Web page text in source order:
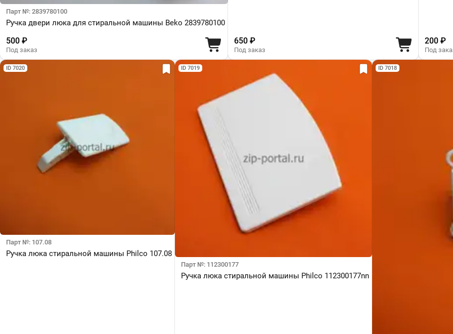
Парт №: 2839780100
Ручка двери люка для стиральной машины Beko 2839780100
500 ₽
Под заказ
650 ₽
Под заказ
200 ₽
Под
ID 7020
Парт №: 107.08
Ручка люка стиральной машины Philco 107.08
ID 7019
Парт №: 112300177
Ручка люка стиральной машины Philco 112300177nn
ID 7018